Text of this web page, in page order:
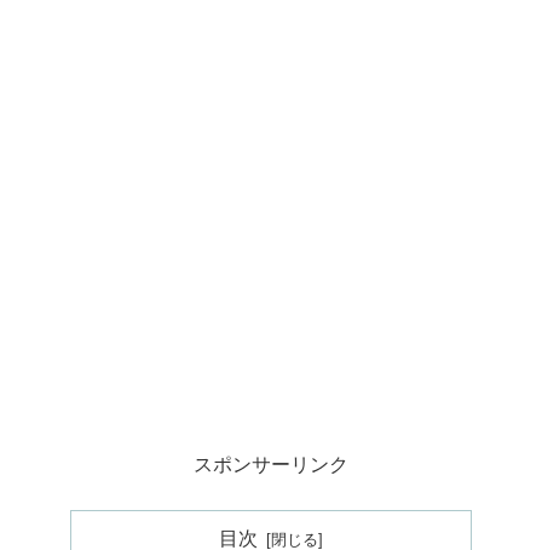
スポンサーリンク
目次